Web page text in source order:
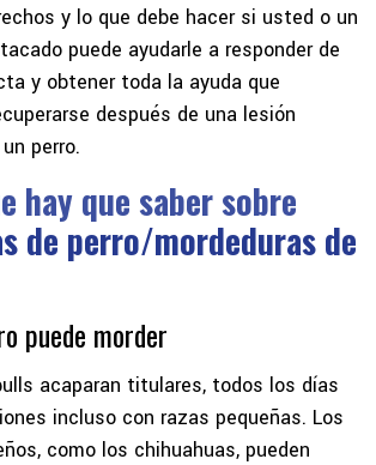
y lo que debe hacer si usted o un
puede ayudarle a responder de
y obtener toda la ayuda que
después de una lesión
perro.
hay que saber sobre
de perro/mordeduras de
puede morder
acaparan titulares, todos los días
incluso con razas pequeñas. Los
como los chihuahuas, pueden